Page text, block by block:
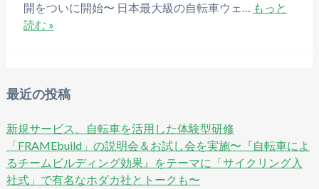
開をついに開始〜 日本最大級の自転車ウェ… もっと
読む »
最近の投稿
新規サービス、自転車を活用した体験型研修
「FRAMEbuild」の説明会＆お試し会を実施〜『自転車によ
るチームビルディング効果』をテーマに「サイクリング入
社式」で有名なホダカ社とトークも〜